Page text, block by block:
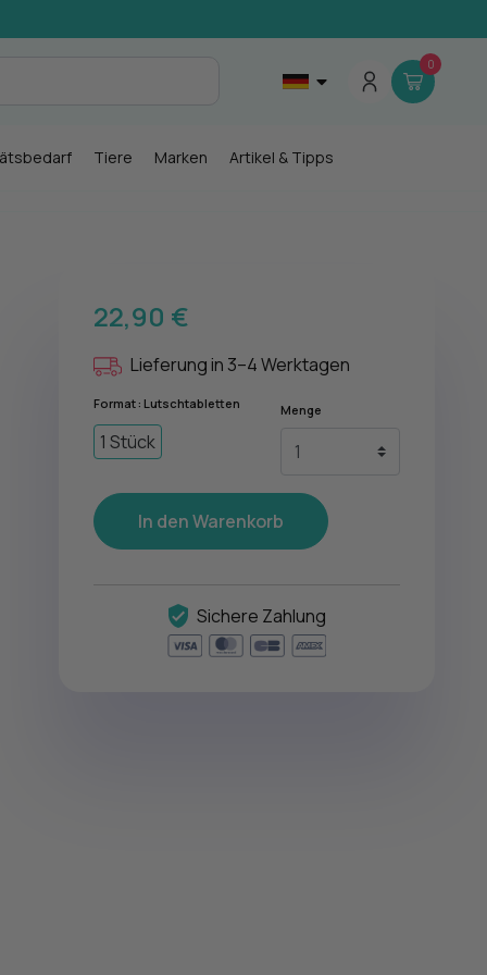
0
Tiere Marken Artikel & Tipps
22,90 €
Lieferung in 3–4 Werktagen
Format : Lutschtabletten
1 Stück
Menge
In den Warenkorb
Sichere Zahlung